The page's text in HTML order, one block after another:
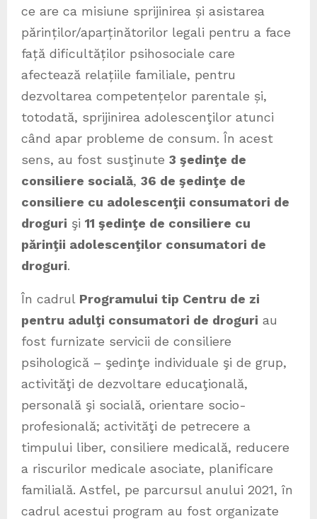
ce are ca misiune sprijinirea și asistarea
părinților/aparținătorilor legali pentru a face
față dificultăților psihosociale care
afectează relațiile familiale, pentru
dezvoltarea competențelor parentale și,
totodată, sprijinirea adolescenţilor atunci
când apar probleme de consum. În acest
sens, au fost susţinute 3 şedinţe de
consiliere socială, 36 de şedinţe de
consiliere cu adolescenţii consumatori de
droguri şi 11 şedinţe de consiliere cu
părinţii adolescenţilor consumatori de
droguri.
În cadrul Programului tip Centru de zi
pentru adulţi consumatori de droguri au
fost furnizate servicii de consiliere
psihologică – şedinţe individuale şi de grup,
activităţi de dezvoltare educaţională,
personală şi socială, orientare socio-
profesională; activităţi de petrecere a
timpului liber, consiliere medicală, reducere
a riscurilor medicale asociate, planificare
familială. Astfel, pe parcursul anului 2021, în
cadrul acestui program au fost organizate